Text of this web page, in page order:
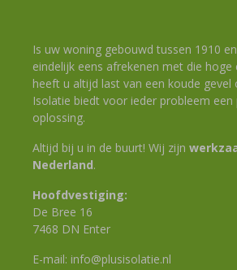
Is uw woning gebouwd tussen 1910
eindelijk eens afrekenen met die hoge
heeft u altijd last van een koude gevel
Isolatie biedt voor ieder probleem een
oplossing.
Altijd bij u in de buurt! Wij zijn
Nederland.
Hoofdvestiging:
De Bree 16
7468 DN Enter
E-mail: info@plusisolatie.nl